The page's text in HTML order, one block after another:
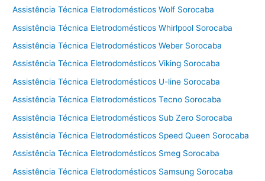
r
d
o
m
s
t
o
s
o
Assistência Técnica Eletrodomésticos Wolf Sorocaba
Assistência Técnica Eletrodomésticos Whirlpool Sorocaba
Assistência Técnica Eletrodomésticos Weber Sorocaba
Assistência Técnica Eletrodomésticos Viking Sorocaba
Assistência Técnica Eletrodomésticos U-line Sorocaba
Assistência Técnica Eletrodomésticos Tecno Sorocaba
Assistência Técnica Eletrodomésticos Sub Zero Sorocaba
Assistência Técnica Eletrodomésticos Speed Queen Sorocaba
Assistência Técnica Eletrodomésticos Smeg Sorocaba
Assistência Técnica Eletrodomésticos Samsung Sorocaba